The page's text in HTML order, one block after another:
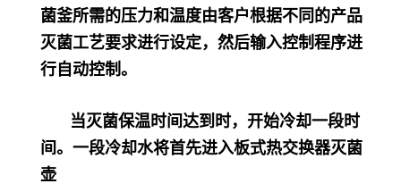
菌釜所需的压力和温度由客户根据不同的产品
灭菌工艺要求进行设定，然后输入控制程序进
行自动控制。
当灭菌保温时间达到时，开始冷却一段时
间。一段冷却水将首先进入板式热交换器灭菌
壶